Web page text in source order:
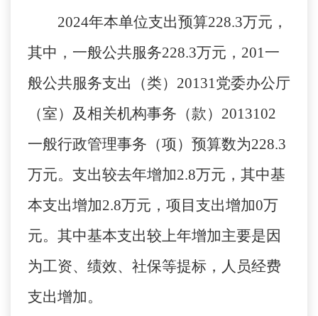
2024年本单位支出预算228.3万元，
其中，一般公共服务228.3万元， 201一
般公共服务支出（类） 20131党委办公厅
（室）及相关机构事务（款） 2013102
一般行政管理事务（项）预算数为228.3
万元。 支出较去年增加2.8万元，其中基
本支出增加2.8万元， 项目支出增加0万
元。其中基本支出较上年增加主要是因
为工资、绩效、社保等提标，人员经费
支出增加。